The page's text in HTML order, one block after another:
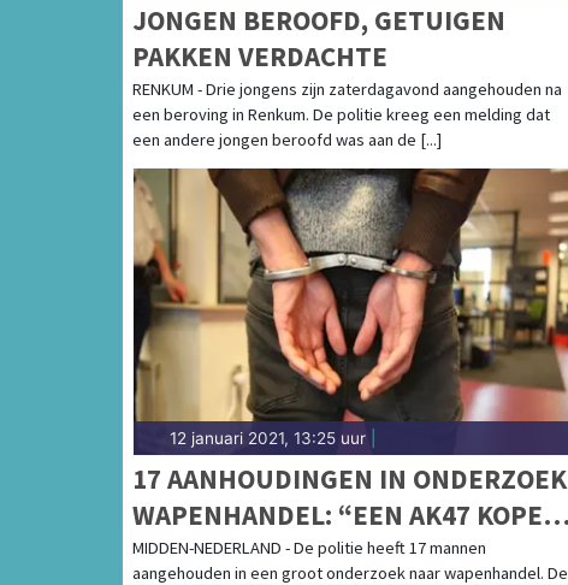
JONGEN BEROOFD, GETUIGEN
PAKKEN VERDACHTE
RENKUM - Drie jongens zijn zaterdagavond aangehouden na
een beroving in Renkum. De politie kreeg een melding dat
een andere jongen beroofd was aan de [...]
12 januari 2021, 13:25 uur
17 AANHOUDINGEN IN ONDERZOEK
WAPENHANDEL: “EEN AK47 KOPEN
WAS EEN FLUITJE VAN EEN CENT”
MIDDEN-NEDERLAND - De politie heeft 17 mannen
aangehouden in een groot onderzoek naar wapenhandel. De